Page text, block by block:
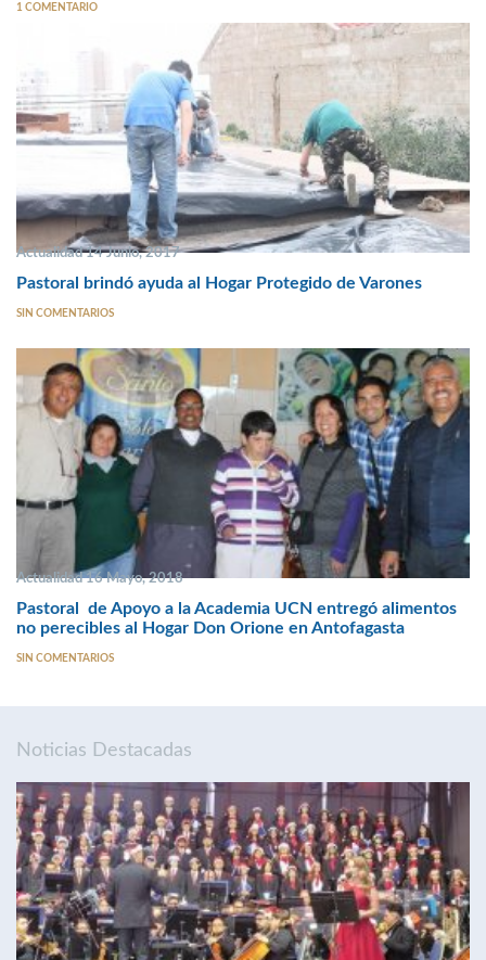
1 COMENTARIO
Actualidad 14 Junio, 2017
Pastoral brindó ayuda al Hogar Protegido de Varones
SIN COMENTARIOS
Actualidad 16 Mayo, 2018
Pastoral de Apoyo a la Academia UCN entregó alimentos
no perecibles al Hogar Don Orione en Antofagasta
SIN COMENTARIOS
Noticias Destacadas